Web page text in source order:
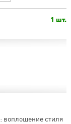
1 шт.
: воплощение стиля